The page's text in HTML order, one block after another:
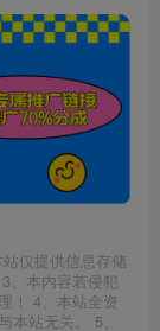
仅提供信息存储
、本内容若侵犯
！ 4、本站全资
站无关。 5、